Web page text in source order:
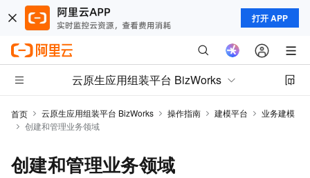
打开 APP
云原生应用组装平台 BizWorks
首页 云原生应用组装平台 BizWorks 操作指南 建模平台
业务建模
创建和管理业务领域
创建和管理业务领域